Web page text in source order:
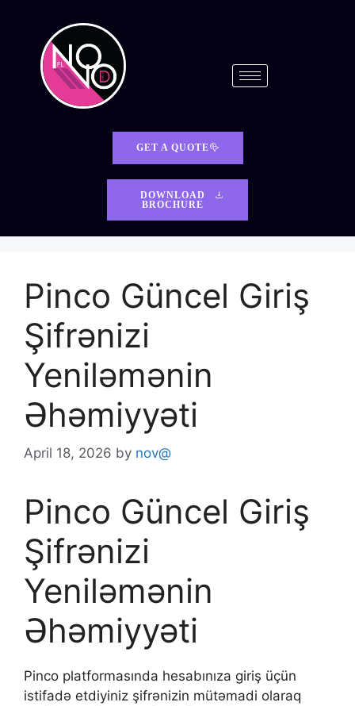
GET A QUOTE
DOWNLOAD
BROCHURE
Pinco Güncel Giriş
Şifrənizi
Yeniləmənin
Əhəmiyyəti
April 18, 2026 by nov@
Pinco Güncel Giriş
Şifrənizi
Yeniləmənin
Əhəmiyyəti
Pinco platformasında hesabınıza giriş üçün
istifadə etdiyiniz şifrənizin mütəmadi olaraq